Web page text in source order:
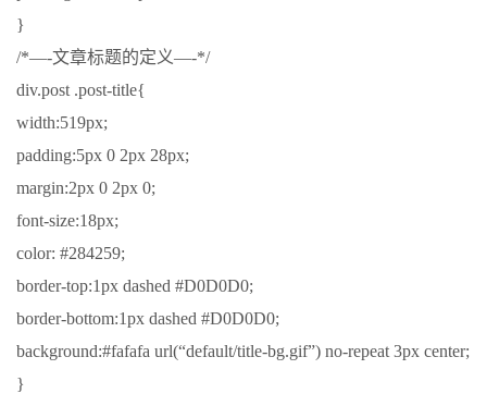
}
/*—-文章标题的定义—-*/
div.post .post-title{
width:519px;
padding:5px 0 2px 28px;
margin:2px 0 2px 0;
font-size:18px;
color: #284259;
border-top:1px dashed #D0D0D0;
border-bottom:1px dashed #D0D0D0;
background:#fafafa url(“default/title-bg.gif”) no-repeat 3px center;
}